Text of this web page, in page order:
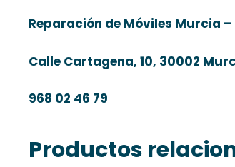
Reparación de Móviles Murcia
Calle Cartagena, 10, 30002
968 02 46 79
Productos